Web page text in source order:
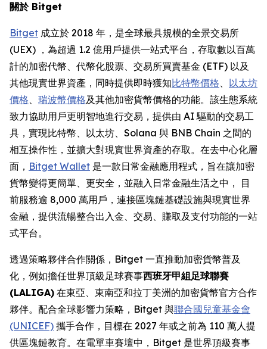
關於 Bitget
Bitget 成立於 2018 年，是全球最具規模的全景交易所
(UEX) ，為超過 1.2 億用戶提供一站式平台，存取數以百萬
計的加密代幣、代幣化股票、交易所買賣基金 (ETF) 以及
其他現實世界資產，同時提供即時獲知比特幣價格、 以太坊
價格、 瑞波幣價格及其他加密貨幣價格的功能。該生態系統
致力協助用戶更明智地進行交易，提供由 AI 驅動的交易工
具，實現比特幣、以太坊、Solana 與 BNB Chain 之間的
相互操作性，並擴大對現實世界資產的存取。在去中心化層
面， Bitget Wallet 是一款日常金融應用程式，旨在讓加密
貨幣變得更簡單、更安全，並融入日常金融生活之中， 目
前服務逾 8,000 萬用戶，連接區塊鏈基礎設施與現實世界
金融，提供流暢整合出入金、交易、賺取及支付功能的一站
式平台。
透過策略夥伴合作關係，Bitget 一直推動加密貨幣普及
化，例如擔任世界頂級足球賽事西班牙甲組足球聯賽
(LALIGA) 在東亞、東南亞和拉丁美洲的加密貨幣官方合作
夥伴。配合全球影響力策略，Bitget 與聯合國兒童基金會
(UNICEF) 攜手合作，目標在 2027 年或之前為 110 萬人提
供區塊鏈教育。在電單車賽壇中，Bitget 是世界頂級賽事